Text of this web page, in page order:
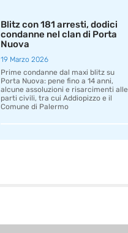
Blitz con 181 arresti, dodici
condanne nel clan di Porta
Nuova
19 Marzo 2026
Prime condanne dal maxi blitz su
Porta Nuova: pene fino a 14 anni,
alcune assoluzioni e risarcimenti alle
parti civili, tra cui Addiopizzo e il
Comune di Palermo